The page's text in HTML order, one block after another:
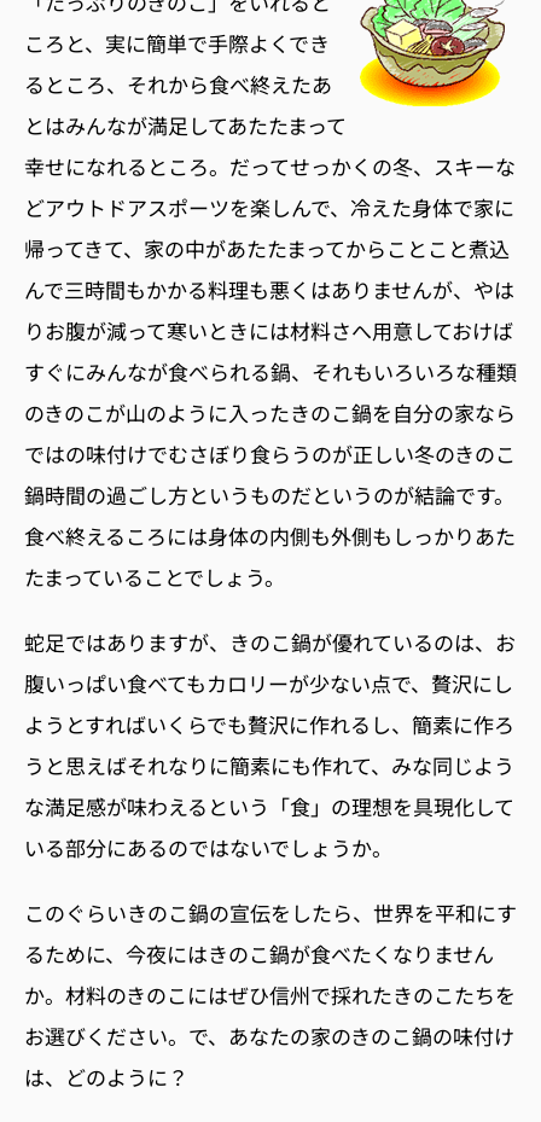
ころと、実に簡単で手際よくでき
るところ、それから食べ終えたあ
とはみんなが満足してあたたまって
幸せになれるところ。だってせっかくの冬、スキーな
どアウトドアスポーツを楽しんで、冷えた身体で家に
帰ってきて、家の中があたたまってからことこと煮込
んで三時間もかかる料理も悪くはありませんが、やは
りお腹が減って寒いときには材料さへ用意しておけば
すぐにみんなが食べられる鍋、それもいろいろな種類
のきのこが山のように入ったきのこ鍋を自分の家なら
ではの味付けでむさぼり食らうのが正しい冬のきのこ
鍋時間の過ごし方というものだというのが結論です。
食べ終えるころには身体の内側も外側もしっかりあた
たまっていることでしょう。
蛇足ではありますが、きのこ鍋が優れているのは、お
腹いっぱい食べてもカロリーが少ない点で、贅沢にし
ようとすればいくらでも贅沢に作れるし、簡素に作ろ
うと思えばそれなりに簡素にも作れて、みな同じよう
な満足感が味わえるという「食」の理想を具現化して
いる部分にあるのではないでしょうか。
このぐらいきのこ鍋の宣伝をしたら、世界を平和にす
るために、今夜にはきのこ鍋が食べたくなりません
か。材料のきのこにはぜひ信州で採れたきのこたちを
お選びください。で、あなたの家のきのこ鍋の味付け
は、どのように？